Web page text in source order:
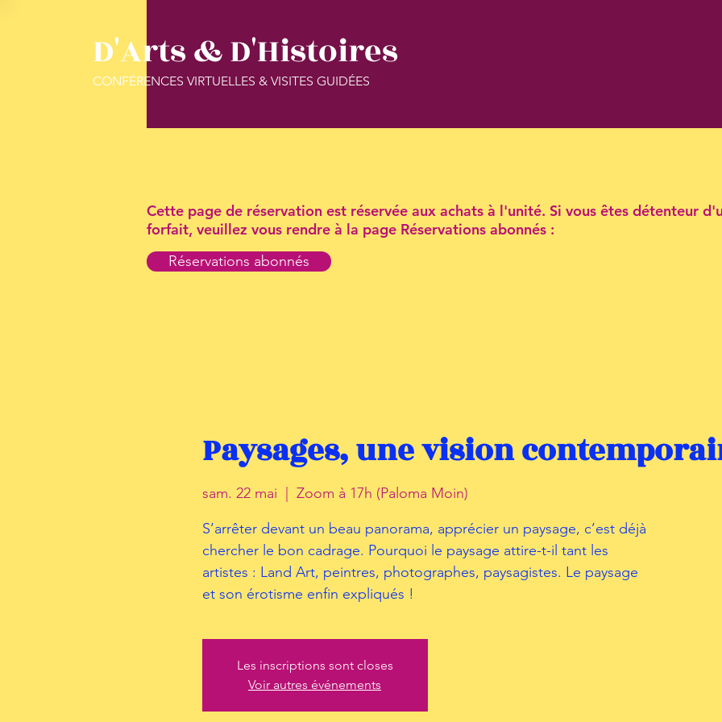
D'Arts & D'Histoires
CONFÉRENCES VIRTUELLES & VISITES GUIDÉES
Cette page de réservation est réservée aux achats à l'unité. Si vous êtes détenteur
forfait, veuillez vous rendre à la page Réservations abonnés :
Réservations abonnés
Paysages, une vision
sam. 22 mai
Zoom à 17h (Paloma Moin)
S’arrêter devant un beau panorama, apprécier un paysage, c’est déjà
chercher le bon cadrage. Pourquoi le paysage attire-t-il tant les
artistes : Land Art, peintres, photographes, paysagistes. Le paysage
et son érotisme enfin expliqués !
Les inscriptions sont closes
Voir autres événements